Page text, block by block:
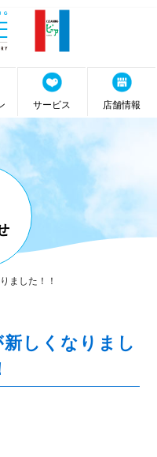
サービス 店舗情報
ました！！
しくなりまし